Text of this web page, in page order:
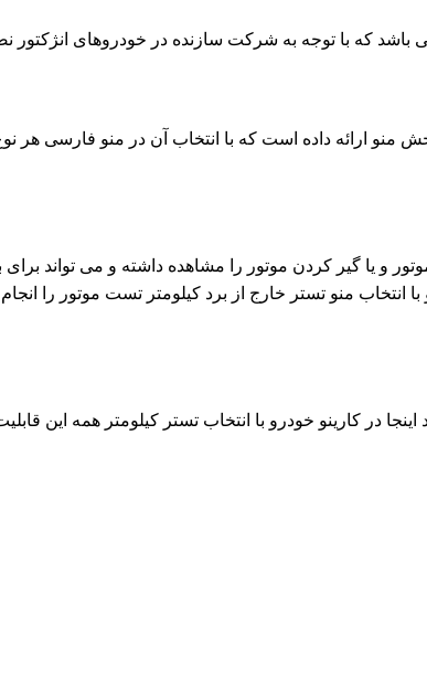
ارائه داده است که با انتخاب آن در منو فارسی هر
و یا گیر کردن موتور را مشاهده داشته و می تواند
منو تستر خارج از برد کیلومتر تست موتور را
در کارینو خودرو با انتخاب تستر کیلومتر همه این